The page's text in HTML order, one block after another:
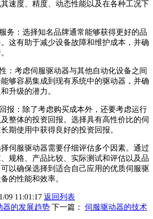
速度、精度、动态性能以及在各种工况下
务：选择知名品牌通常能够获得更好的品
这有助于减少设备故障和维护成本，并确
：考虑伺服驱动器与其他自动化设备之间
够容易集成到现有系统中的驱动器，并确
升级的潜力。
报：除了考虑购买成本外，还要考虑运行
整体的投资回报。选择具有高性价比的伺
期使用中获得良好的投资回报。
伺服驱动器需要仔细评估多个因素。通过
规格、产品比较、实际测试和评估以及品
以确保选择到适合自己应用的优质伺服驱
的性能和效率。
09 11:01:17 返回列表
器的发展趋势 下一篇： 伺服驱动器的技术